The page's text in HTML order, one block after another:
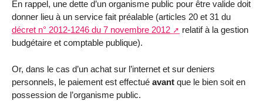
En rappel, une dette d’un organisme public pour être valide doit
donner lieu à un service fait préalable (articles 20 et 31 du
décret n° 2012-1246 du 7 novembre 2012
relatif à la gestion
budgétaire et comptable publique).
Or, dans le cas d’un achat sur l’internet et sur deniers
personnels, le paiement est effectué avant que le bien soit en
possession de l’organisme public.